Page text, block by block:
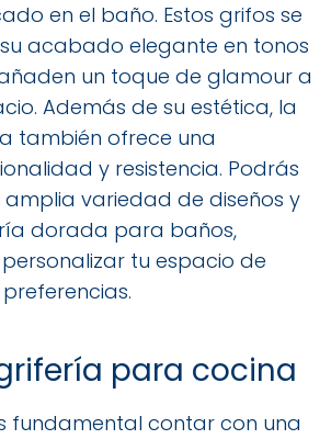
en el baño. Estos grifos se
acabado elegante en tonos
un toque de glamour a
Además de su estética, la
también ofrece una
y resistencia. Podrás
variedad de diseños y
dorada para baños,
tu espacio de
para cocina
fundamental contar con una